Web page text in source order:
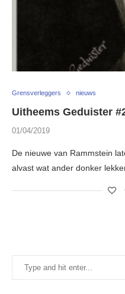
Grensverleggers nieuws
Uitheems Geduister
01/04/2019
De nieuwe van Rammstein
alvast wat ander donker